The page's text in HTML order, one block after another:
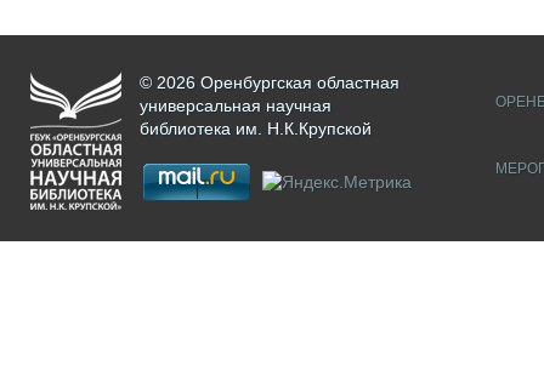
© 2026 Оренбургская областная
универсальная научная
библиотека им. Н.К.Крупской